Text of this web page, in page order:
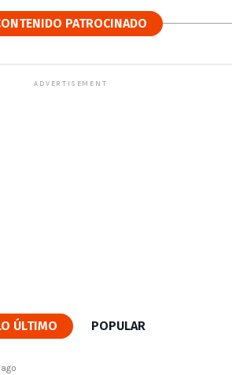
PATROCINADO
ADVERTISEMENT
ÚLTIMO POPULAR